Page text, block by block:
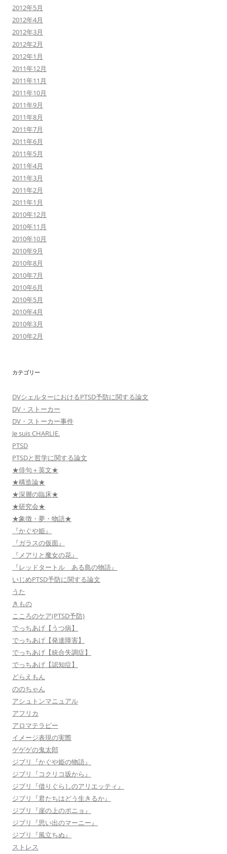
2012年5月
2012年4月
2012年3月
2012年2月
2012年1月
2011年12月
2011年11月
2011年10月
2011年9月
2011年8月
2011年7月
2011年6月
2011年5月
2011年4月
2011年3月
2011年2月
2011年1月
2010年12月
2010年11月
2010年10月
2010年9月
2010年8月
2010年7月
2010年6月
2010年5月
2010年4月
2010年3月
2010年2月
カテゴリー
DVシェルターにおけるPTSD予防に関する論文
DV・ストーカー
DV・ストーカー事件
Je suis CHARLIE.
PTSD
PTSDと哲学に関する論文
★俳句＋英文★
★構造論★
★深層の臨床★
★研究会★
★象徴・夢・物語★
『かぐや姫』
『ガラスの仮面』
『メアリと魔女の花』
『レッドタートル ある島の物語』
いじめPTSD予防に関する論文
うた
きもの
こころのケア(PTSD予防)
でっちあげ【うつ病】
でっちあげ【発達障害】
でっちあげ【統合失調症】
でっちあげ【認知症】
どらえもん
ののちゃん
アシュトンマニュアル
アフリカ
アロマテラピー
イメージ表現の実際
ゲゲゲの鬼太郎
ジブリ『かぐや姫の物語』
ジブリ『コクリコ坂から』
ジブリ『借りぐらしのアリエッティ』
ジブリ『君たちはどう生きるか』
ジブリ『崖の上のポニョ』
ジブリ『思い出のマーニー』
ジブリ『風立ちぬ』
ストレス